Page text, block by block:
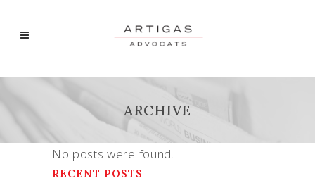
ARCHIVE
No posts were found.
RECENT POSTS